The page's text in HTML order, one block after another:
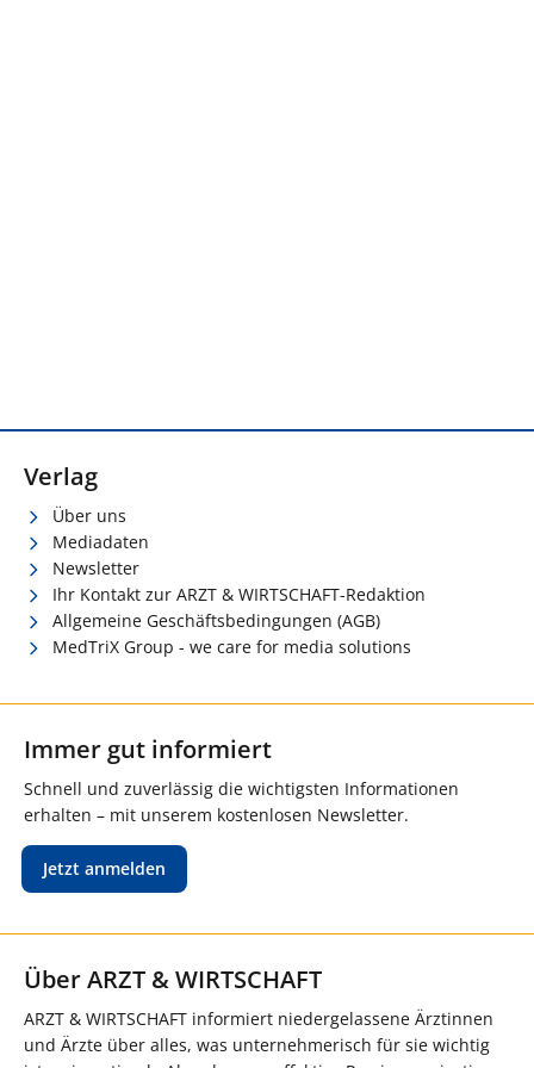
Verlag
Über uns
Mediadaten
Newsletter
Ihr Kontakt zur ARZT & WIRTSCHAFT-Redaktion
Allgemeine Geschäftsbedingungen (AGB)
MedTriX Group - we care for media solutions
Immer gut informiert
Schnell und zuverlässig die wichtigsten Informationen
erhalten – mit unserem kostenlosen Newsletter.
Jetzt anmelden
Über ARZT & WIRTSCHAFT
ARZT & WIRTSCHAFT informiert niedergelassene Ärztinnen
und Ärzte über alles, was unternehmerisch für sie wichtig